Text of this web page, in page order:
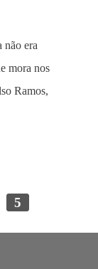
não era
mora nos
Ramos,
5